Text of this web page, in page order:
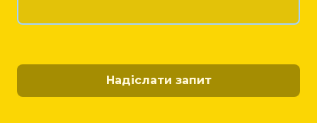
Надіслати запит